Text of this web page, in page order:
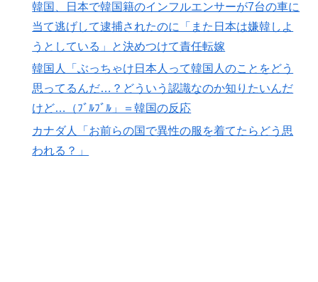
▶ 外国人「2002年W杯は?」韓国サッカーに衝撃的不祥
事！W杯予選でレフリーへの性的接待発覚！海外騒然！
【海外の反応】
▶ 海外「世界で日本を死守するぞ！」 日本の消防署を訪
れたちびっ子集団が世界をメロメロに
▶ 韓国、日本で韓国籍のインフルエンサーが7台の車に当
て逃げして逮捕されたのに「また日本は嫌韓しようとし
ている」と決めつけて責任転嫁
韓国、日本で韓国籍のインフルエンサーが7台の車に
当て逃げして逮捕されたのに「また日本は嫌韓しよ
うとしている」と決めつけて責任転嫁
韓国人「ぶっちゃけ日本人って韓国人のことをどう
思ってるんだ…？どういう認識なのか知りたいんだ
けど…（ﾌﾞﾙﾌﾞﾙ」＝韓国の反応
カナダ人「お前らの国で異性の服を着てたらどう思
われる？」